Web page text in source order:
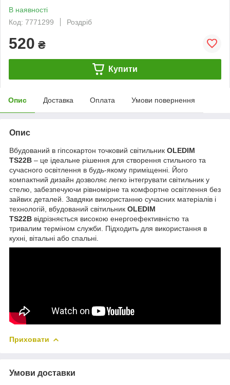
В наявності
Код: 7771299
Роздріб
520 ₴
Купити
Опис Доставка Оплата Умови повернення
Опис
Вбудований в гіпсокартон точковий світильник OLEDIM
TS22B – це ідеальне рішення для створення стильного та
сучасного освітлення в будь-якому приміщенні. Його
компактний дизайн дозволяє легко інтегрувати світильник у
стелю, забезпечуючи рівномірне та комфортне освітлення без
зайвих деталей. Завдяки використанню сучасних матеріалів і
технологій, вбудований світильник OLEDIM
TS22B відрізняється високою енергоефективністю та
тривалим терміном служби. Підходить для використання в
кухні, вітальні або спальні.
Приховати
Умови доставки